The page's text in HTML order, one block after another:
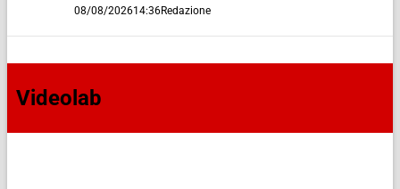
08/08/202614:36Redazione
Videolab